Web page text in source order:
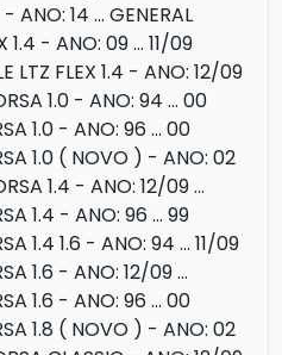
ANO: 14 ... GENERAL
1.4 - ANO: 09 ... 11/09
LTZ FLEX 1.4 - ANO: 12/09
1.0 - ANO: 94 ... 00
1.0 - ANO: 96 ... 00
1.0 ( NOVO ) - ANO: 02
1.4 - ANO: 12/09 ...
1.4 - ANO: 96 ... 99
1.4 1.6 - ANO: 94 ... 11/09
1.6 - ANO: 12/09 ...
1.6 - ANO: 96 ... 00
1.8 ( NOVO ) - ANO: 02